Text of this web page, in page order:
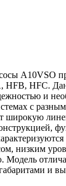
A10VSO
HFB, HFC.
и
с
широкую
низким
Модель
и